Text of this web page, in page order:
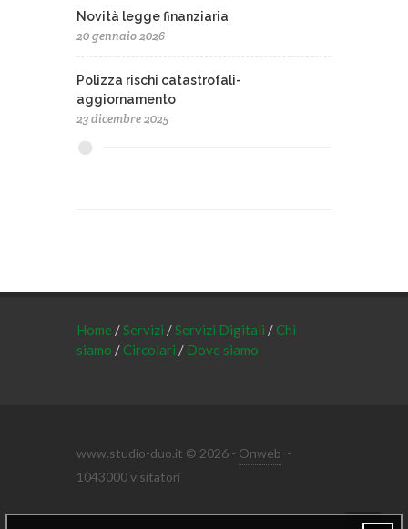
Novità legge finanziaria
20 gennaio 2026
Polizza rischi catastrofali-
aggiornamento
23 dicembre 2025
Home /Servizi /Servizi Digitali / Chi
siamo / Circolari / Dove siamo
www.studio-duo.it © 2026 - Onweb -
1043000 visitatori